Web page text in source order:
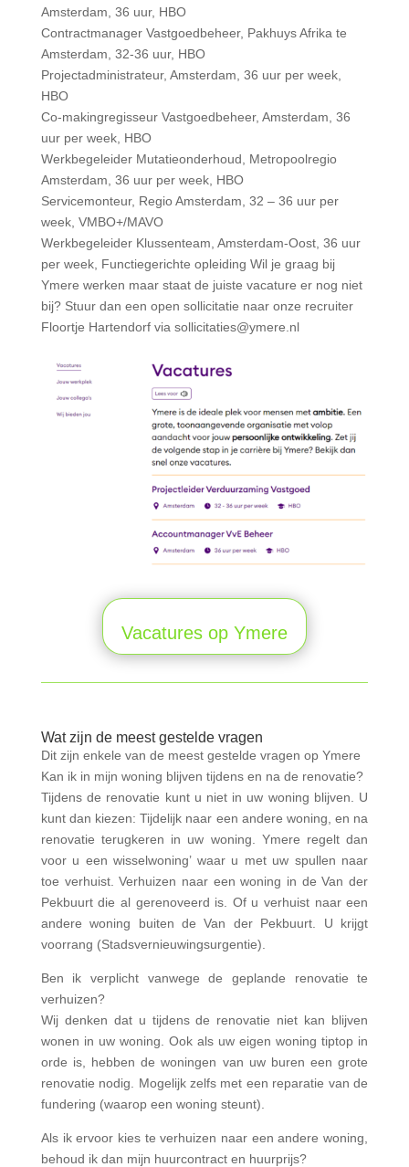
Amsterdam, 36 uur, HBO
Contractmanager Vastgoedbeheer, Pakhuys Afrika te
Amsterdam, 32-36 uur, HBO
Projectadministrateur, Amsterdam, 36 uur per week,
HBO
Co-makingregisseur Vastgoedbeheer, Amsterdam, 36
uur per week, HBO
Werkbegeleider Mutatieonderhoud, Metropoolregio
Amsterdam, 36 uur per week, HBO
Servicemonteur, Regio Amsterdam, 32 – 36 uur per
week, VMBO+/MAVO
Werkbegeleider Klussenteam, Amsterdam-Oost, 36 uur
per week, Functiegerichte opleiding Wil je graag bij
Ymere werken maar staat de juiste vacature er nog niet
bij? Stuur dan een open sollicitatie naar onze recruiter
Floortje Hartendorf via sollicitaties@ymere.nl
Vacatures op Ymere
Wat zijn de meest gestelde vragen
Dit zijn enkele van de meest gestelde vragen op Ymere
Kan ik in mijn woning blijven tijdens en na de renovatie?
Tijdens de renovatie kunt u niet in uw woning blijven. U
kunt dan kiezen: Tijdelijk naar een andere woning, en na
renovatie terugkeren in uw woning. Ymere regelt dan
voor u een wisselwoning’ waar u met uw spullen naar
toe verhuist. Verhuizen naar een woning in de Van der
Pekbuurt die al gerenoveerd is. Of u verhuist naar een
andere woning buiten de Van der Pekbuurt. U krijgt
voorrang (Stadsvernieuwingsurgentie).
Ben ik verplicht vanwege de geplande renovatie te
verhuizen?
Wij denken dat u tijdens de renovatie niet kan blijven
wonen in uw woning. Ook als uw eigen woning tiptop in
orde is, hebben de woningen van uw buren een grote
renovatie nodig. Mogelijk zelfs met een reparatie van de
fundering (waarop een woning steunt).
Als ik ervoor kies te verhuizen naar een andere woning,
behoud ik dan mijn huurcontract en huurprijs?